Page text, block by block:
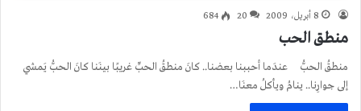
8 أبريل، 2009 20
684
منطق الحب
منطقُ الحبُّ عندَما أحببنا بعضنا.. كانَ منطقُ الحبِّ غريبًا بينَنا كانَ الحبُّ يَمشي
إلى جوارِنا.. ينامُ ويأكلُ معنَا…